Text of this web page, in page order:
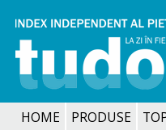
HOME PRODUSE